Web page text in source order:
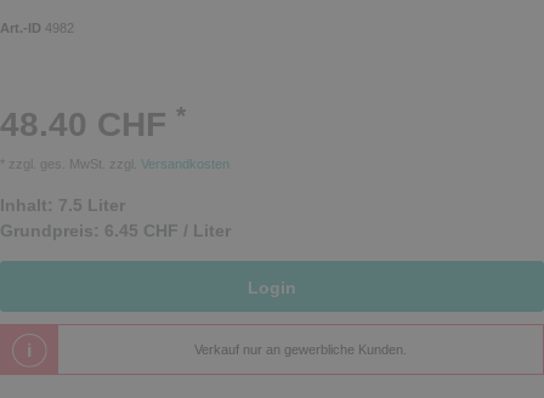
Art.-ID 4982
48.40 CHF *
* zzgl. ges. MwSt. zzgl. Versandkosten
Inhalt: 7.5 Liter
Grundpreis: 6.45 CHF / Liter
Login
Verkauf nur an gewerbliche Kunden.